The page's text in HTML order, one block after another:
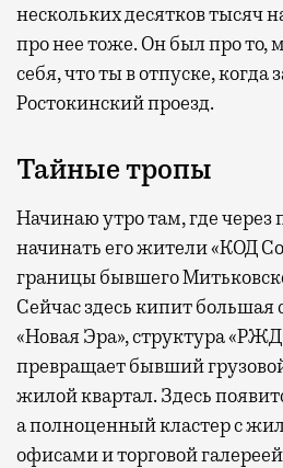
нескольких десятков тысяч
про нее тоже. Он был про то,
себя, что ты в отпуске,
Ростокинский проезд.
Тайные тропы
Начинаю утро там, где через
начинать его жители «КОД
границы бывшего
Сейчас здесь кипит большая
«Новая Эра», структура
превращает бывший
жилой квартал. Здесь
а полноценный кластер с
офисами и торговой